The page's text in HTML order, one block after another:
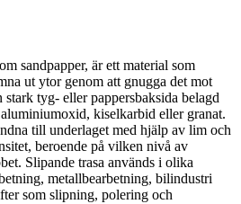
sandpapper, är ett material som
ut ytor genom att gnugga det mot
stark tyg- eller pappersbaksida belagd
kiselkarbid eller granat.
till underlaget med hjälp av lim och
beroende på vilken nivå av
Slipande trasa används i olika
metallbearbetning, bilindustri
som slipning, polering och